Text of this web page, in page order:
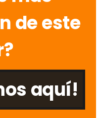
de este
aquí!